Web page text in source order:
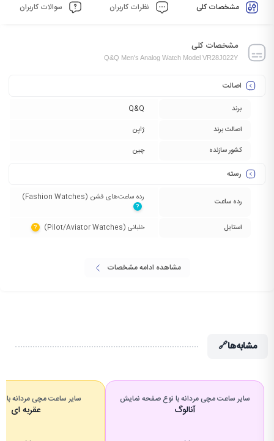
مشخصات کلی نظرات کاربران سوالات کاربران
مشخصات کلی
Q&Q Men's Analog Watch Model VR28J022Y
اصالت
برند
Q&Q
اصالت برند
ژاپن
کشور سازنده
چین
رسته
رده ساعت رده ساعت‌های فشن (Fashion Watches)‏
?
استایل خلبانی (Pilot/Aviator Watches)‏ ?
مشاهده ادامه مشخصات
مشابه‌ها🔗
سایر ساعت مچی مردانه با نوع صفحه نمایش
آنالوگ
سایر ساعت مچی مردانه
عقربه ای